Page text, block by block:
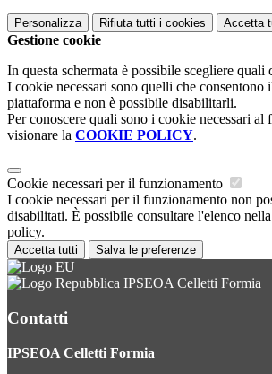
Personalizza Rifiuta tutti i cookies Accetta
Gestione cookie
In questa schermata è possibile scegliere quali
I cookie necessari sono quelli che consentono
piattaforma e non è possibile disabilitarli.
Per conoscere quali sono i cookie necessari al
visionare la COOKIE POLICY.
Cookie necessari per il funzionamento
I cookie necessari per il funzionamento non
disabilitati. È possibile consultare l'elenco
policy.
Accetta tutti Salva le preferenze
IPSEOA Celletti Formia
Contatti
IPSEOA Celletti Formia